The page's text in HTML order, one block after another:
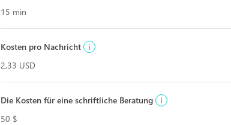
15 min
Kosten pro Nachricht
i
2,33 USD
Die Kosten für eine schriftliche Beratung
i
50 $